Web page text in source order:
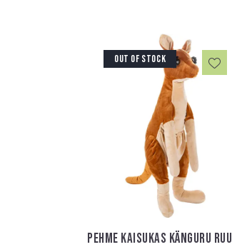
OUT OF STOCK
PEHME KAISUKAS KÄNGURU RUU